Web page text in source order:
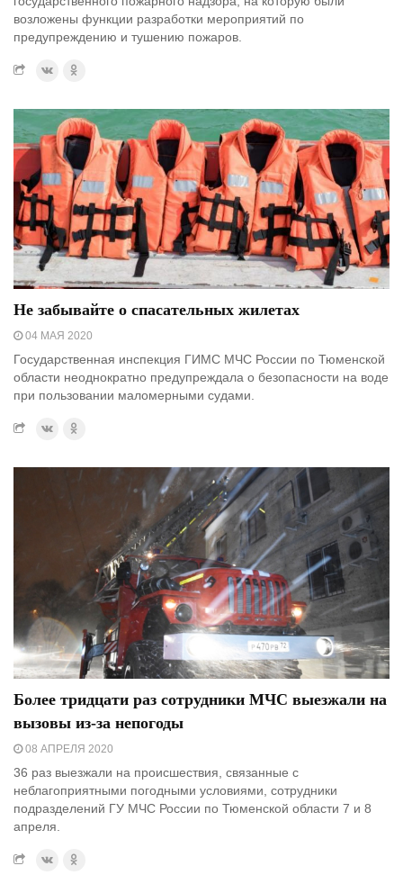
возложены функции разработки мероприятий по
предупреждению и тушению пожаров.
Не забывайте о спасательных жилетах
04 МАЯ 2020
Государственная инспекция ГИМС МЧС России по Тюменской
области неоднократно предупреждала о безопасности на воде
при пользовании маломерными судами.
Более тридцати раз сотрудники МЧС выезжали на
вызовы из-за непогоды
08 АПРЕЛЯ 2020
36 раз выезжали на происшествия, связанные с
неблагоприятными погодными условиями, сотрудники
подразделений ГУ МЧС России по Тюменской области 7 и 8
апреля.